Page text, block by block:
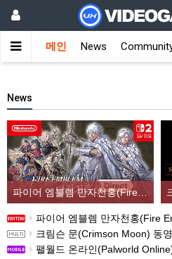
메인 News
News
파이어 엠블렘 만자천홍(Fire Emblem: Fortune’s
크림슨 문(Crimson Moon) 동
팰월드 온라인(Palworld Online) 발표, 모바일용